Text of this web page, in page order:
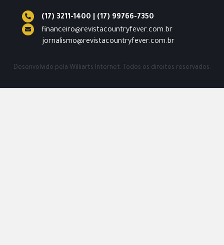
(17) 3211-1400
(17) 99766-7350
financeiro@revistacountryfever.com.br
jornalismo@revistacountryfever.com.br
Desenvolvido pela Williarts Internet. Todos os direitos reservados.